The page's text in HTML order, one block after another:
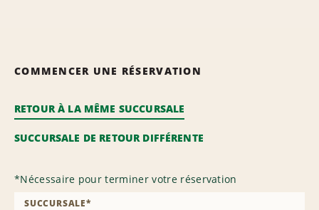
COMMENCER UNE RÉSERVATION
RETOUR À LA MÊME SUCCURSALE
SUCCURSALE DE RETOUR DIFFÉRENTE
*Nécessaire pour terminer votre réservation
SUCCURSALE*